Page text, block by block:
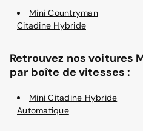
Mini Countryman
Citadine Hybride
Retrouvez nos voitures
par boîte de vitesses :
Mini Citadine Hybride
Automatique